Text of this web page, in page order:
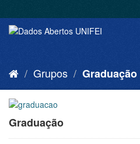
Grupos Graduação
Graduação